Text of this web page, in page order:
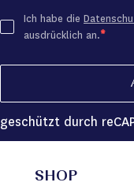
Ich habe die
ausdrücklich an.
geschützt durch
SHOP